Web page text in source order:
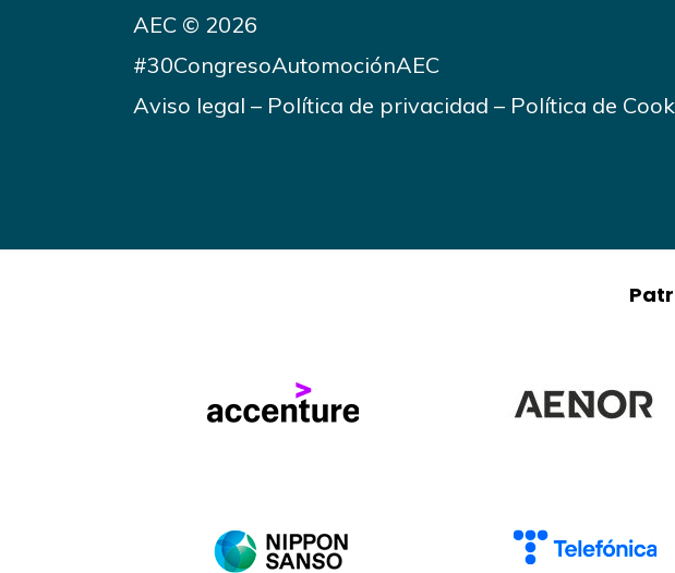
AEC © 2026
#30CongresoAutomociónAEC
Aviso legal – Política de privacidad – Política de